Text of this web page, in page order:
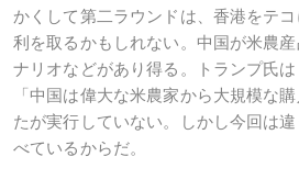
かくして第二ラウンドは、香港をテ
利を取るかもしれない。中国が米農
ナリオなどがあり得る。トランプ氏
「中国は偉大な米農家から大規模な
たが実行していない。しかし今回は
べているからだ。